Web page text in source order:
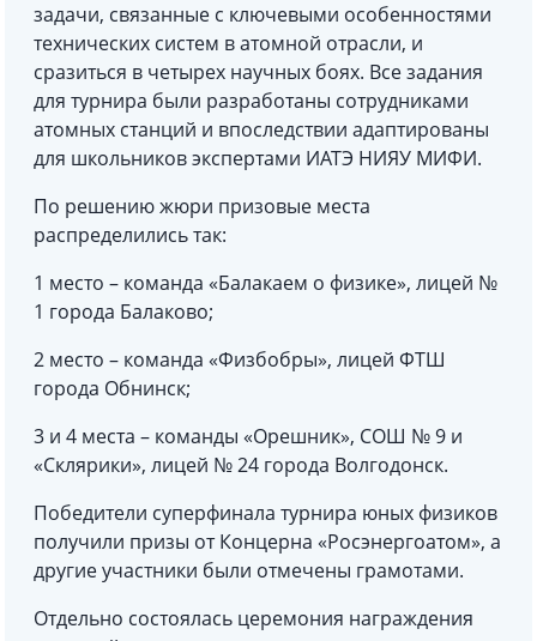
задачи, связанные с ключевыми особенностями
технических систем в атомной отрасли, и
сразиться в четырех научных боях. Все задания
для турнира были разработаны сотрудниками
атомных станций и впоследствии адаптированы
для школьников экспертами ИАТЭ НИЯУ МИФИ.
По решению жюри призовые места
распределились так:
1 место – команда «Балакаем о физике», лицей №
1 города Балаково;
2 место – команда «Физбобры», лицей ФТШ
города Обнинск;
3 и 4 места – команды «Орешник», СОШ № 9 и
«Склярики», лицей № 24 города Волгодонск.
Победители суперфинала турнира юных физиков
получили призы от Концерна «Росэнергоатом», а
другие участники были отмечены грамотами.
Отдельно состоялась церемония награждения